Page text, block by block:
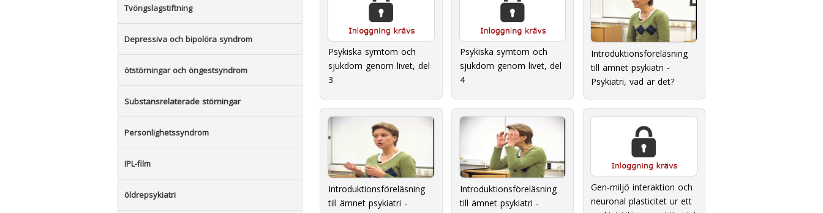
Tvöngslagstiftning
Depressiva och bipolöra syndrom
ötstörningar och öngestsyndrom
Substansrelaterade störningar
Personlighetssyndrom
IPL-film
öldrepsykiatri
Psykiska symtom och
sjukdom genom livet, del
3
Psykiska symtom och
sjukdom genom livet, del
4
Introduktionsföreläsning
till ämnet psykiatri -
Psykiatri, vad är det?
Introduktionsföreläsning
till ämnet psykiatri -
Introduktionsföreläsning
till ämnet psykiatri -
Gen-miljö interaktion och
neuronal plasticitet ur ett